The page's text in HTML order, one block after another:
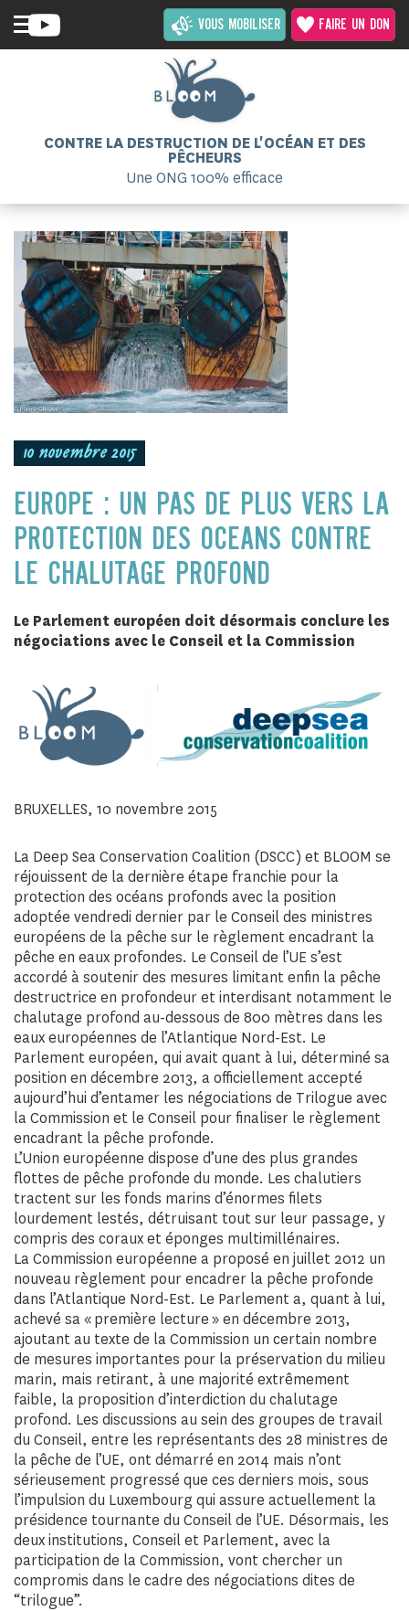
CONTRE LA DESTRUCTION DE L'OCÉAN ET DES
PÊCHEURS
Une ONG 100% efficace
VOUS MOBILISER FAIRE UN DON
10 novembre 2015
EUROPE : UN PAS DE PLUS VERS LA
PROTECTION DES OCEANS CONTRE
LE CHALUTAGE PROFOND
Le Parlement européen doit désormais conclure les
négociations avec le Conseil et la Commission
BRUXELLES, 10 novembre 2015
La Deep Sea Conservation Coalition (DSCC) et BLOOM se
réjouissent de la dernière étape franchie pour la
protection des océans profonds avec la position
adoptée vendredi dernier par le Conseil des ministres
européens de la pêche sur le règlement encadrant la
pêche en eaux profondes. Le Conseil de l’UE s’est
accordé à soutenir des mesures limitant enfin la pêche
destructrice en profondeur et interdisant notamment le
chalutage profond au-dessous de 800 mètres dans les
eaux européennes de l’Atlantique Nord-Est. Le
Parlement européen, qui avait quant à lui, déterminé sa
position en décembre 2013, a officiellement accepté
aujourd’hui d’entamer les négociations de Trilogue avec
la Commission et le Conseil pour finaliser le règlement
encadrant la pêche profonde.
L’Union européenne dispose d’une des plus grandes
flottes de pêche profonde du monde. Les chalutiers
tractent sur les fonds marins d’énormes filets
lourdement lestés, détruisant tout sur leur passage, y
compris des coraux et éponges multimillénaires.
La Commission européenne a proposé en juillet 2012 un
nouveau règlement pour encadrer la pêche profonde
dans l’Atlantique Nord-Est. Le Parlement a, quant à lui,
achevé sa « première lecture » en décembre 2013,
ajoutant au texte de la Commission un certain nombre
de mesures importantes pour la préservation du milieu
marin, mais retirant, à une majorité extrêmement
faible, la proposition d’interdiction du chalutage
profond. Les discussions au sein des groupes de travail
du Conseil, entre les représentants des 28 ministres de
la pêche de l’UE, ont démarré en 2014 mais n’ont
sérieusement progressé que ces derniers mois, sous
l’impulsion du Luxembourg qui assure actuellement la
présidence tournante du Conseil de l’UE. Désormais, les
deux institutions, Conseil et Parlement, avec la
participation de la Commission, vont chercher un
compromis dans le cadre des négociations dites de
“trilogue”.